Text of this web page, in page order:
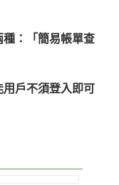
種：「簡易帳單查
戶不須登入即可